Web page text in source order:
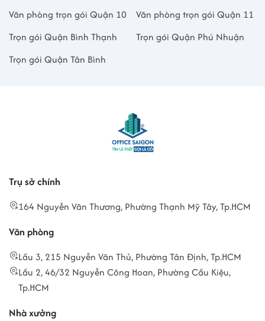
Văn phòng trọn gói Quận 10
Văn phòng trọn gói Quận 11
Trọn gói Quận Bình Thạnh
Trọn gói Quận Phú Nhuận
Trọn gói Quận Tân Bình
Trụ sở chính
164 Nguyễn Văn Thương, Phường Thạnh Mỹ Tây, Tp.HCM
Văn phòng
Lầu 3, 215 Nguyễn Văn Thủ, Phường Tân Định, Tp.HCM
Lầu 2, 46/32 Nguyễn Công Hoan, Phường Cầu Kiệu,
Tp.HCM
Nhà xưởng